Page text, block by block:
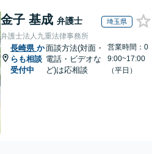
金子 基成 弁護士 埼玉県
弁護士法人九重法律事務所
長崎県 か
らも相談
受付中
面談方法(対面・
電話・ビデオな
ど)は応相談
営業時間：0
9:00~17:00
（平日）